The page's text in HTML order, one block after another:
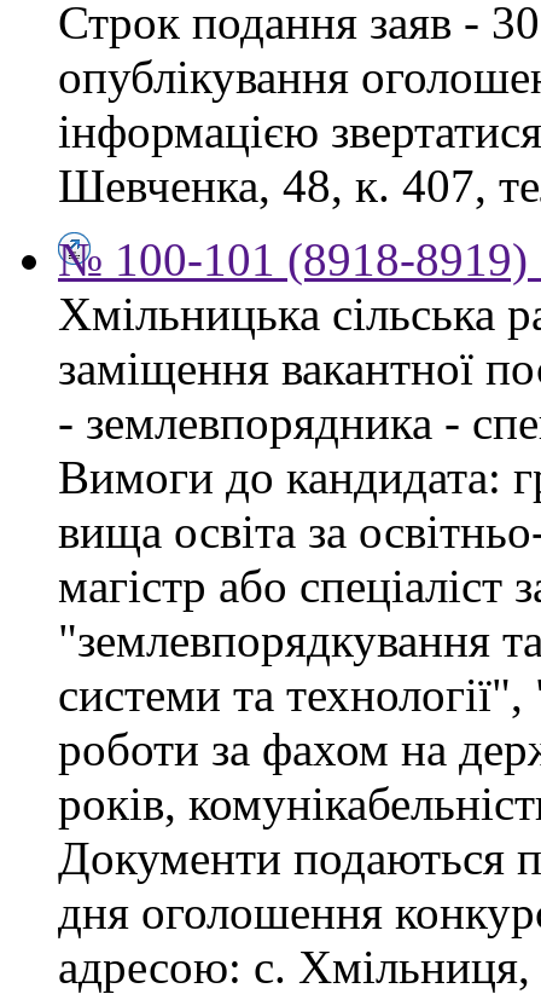
Строк подання заяв -
опублікування
інформацією
Шевченка, 48, к. 407,
№ 100-101 (8918-8919)
Хмільницька сільська
заміщення вакантної
- землевпорядника -
Вимоги до кандидата:
вища освіта за
магістр або спеціаліст
"землевпорядкування
системи та технології",
роботи за фахом на
років,
Документи подаються
дня оголошення
адресою: с.